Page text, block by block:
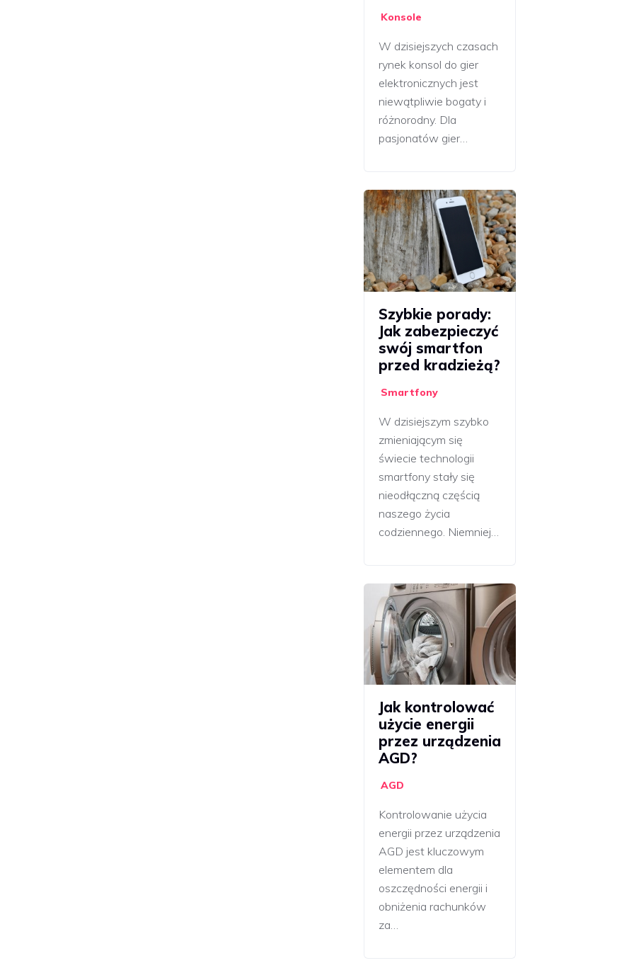
Konsole
W dzisiejszych czasach
rynek konsol do gier
elektronicznych jest
niewątpliwie bogaty i
różnorodny. Dla
pasjonatów gier…
Szybkie porady:
Jak zabezpieczyć
swój smartfon
przed kradzieżą?
Smartfony
W dzisiejszym szybko
zmieniającym się
świecie technologii
smartfony stały się
nieodłączną częścią
naszego życia
codziennego. Niemniej…
Jak kontrolować
użycie energii
przez urządzenia
AGD?
AGD
Kontrolowanie użycia
energii przez urządzenia
AGD jest kluczowym
elementem dla
oszczędności energii i
obniżenia rachunków
za…